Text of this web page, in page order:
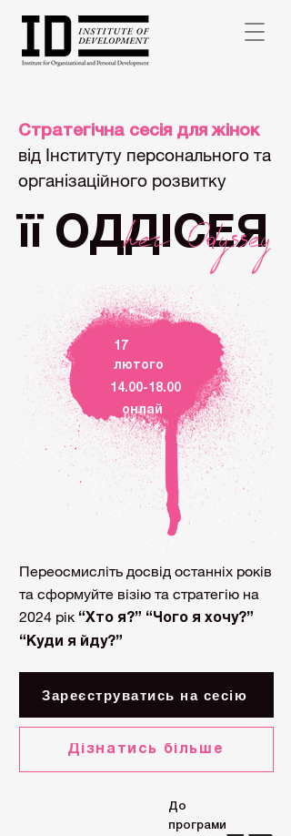
Стратегічна сесія для жінок
від Інституту персонального та
організаційного розвитку
її ОДДІСЕЯ
her Odyssey
17
лютого
14.00-18.00
онлай
н
Переосмисліть досвід останніх років
та сформуйте візію та стратегію на
2024 рік “Хто я?” “Чого я хочу?”
“Куди я йду?”
Зареєструватись на сесію
Дізнатись більше
До
програми